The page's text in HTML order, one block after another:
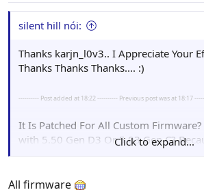
silent hill nói:
Thanks karjn_l0v3.. I Appreciate Your
Thanks Thanks Thanks.... :)
---------- Post added at 18:22 ---------- Previous post was at 18:17
It Is Patched For All Custom
with 5.50 Gen D3 Or 5.03 Gen C?
bother with firmware 5.50 GEN D3
Click to expand...
All firmware